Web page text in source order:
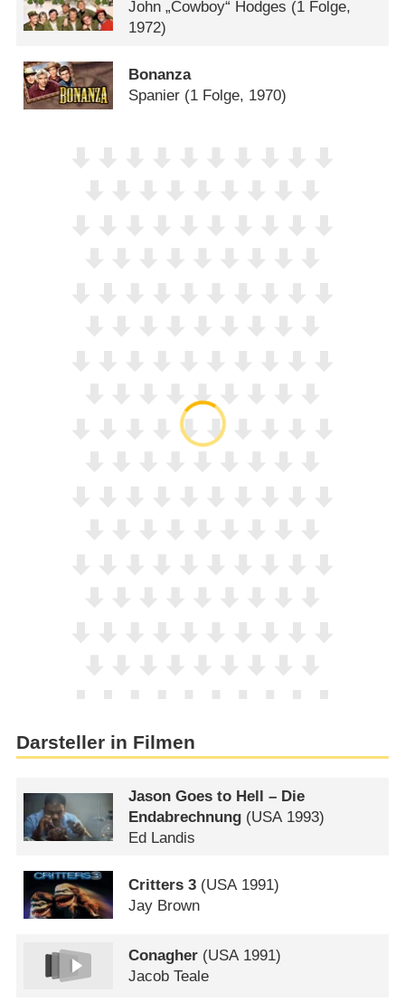
John „Cowboy“ Hodges (1 Folge,
1972)
Bonanza
Spanier (1 Folge, 1970)
Darsteller in Filmen
Jason Goes to Hell – Die
Endabrechnung (USA1993)
Ed Landis
Critters 3 (USA 1991)
Jay Brown
Conagher (USA1991)
Jacob Teale